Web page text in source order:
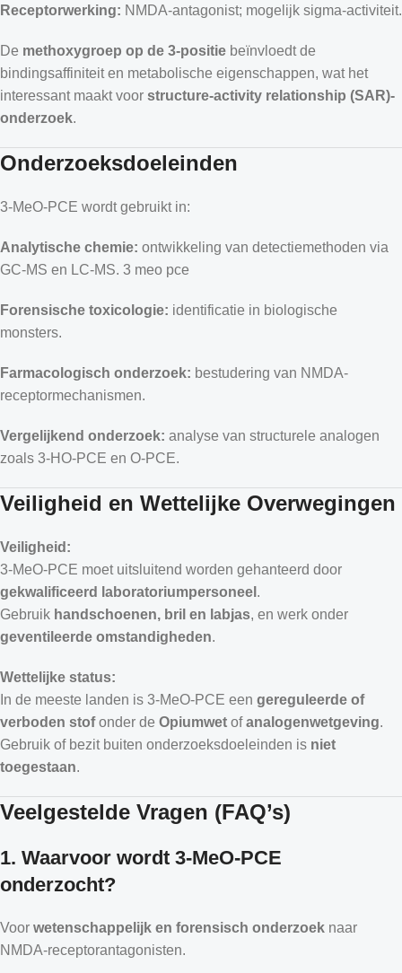
Receptorwerking: NMDA-antagonist; mogelijk sigma-activiteit.
De methoxygroep op de 3-positie beïnvloedt de
bindingsaffiniteit en metabolische eigenschappen, wat het
interessant maakt voor structure-activity relationship (SAR)-
onderzoek.
Onderzoeksdoeleinden
3-MeO-PCE wordt gebruikt in:
Analytische chemie: ontwikkeling van detectiemethoden via
GC-MS en LC-MS. 3 meo pce
Forensische toxicologie: identificatie in biologische
monsters.
Farmacologisch onderzoek: bestudering van NMDA-
receptormechanismen.
Vergelijkend onderzoek: analyse van structurele analogen
zoals 3-HO-PCE en O-PCE.
Veiligheid en Wettelijke Overwegingen
Veiligheid:
3-MeO-PCE moet uitsluitend worden gehanteerd door
gekwalificeerd laboratoriumpersoneel .
Gebruik handschoenen, bril en labjas, en werk onder
geventileerde omstandigheden.
Wettelijke status:
In de meeste landen is 3-MeO-PCE een gereguleerde of
verboden stofonder de Opiumwet ofanalogenwetgeving.
Gebruik of bezit buiten onderzoeksdoeleinden is niet
toegestaan.
Veelgestelde Vragen (FAQ’s)
1. Waarvoor wordt 3-MeO-PCE
onderzocht?
Voor wetenschappelijk en forensisch onderzoek naar
NMDA-receptorantagonisten.